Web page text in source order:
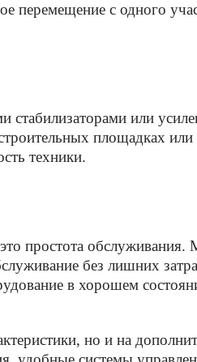
перемещение с одного
стабилизаторами или
площадках
техники.
простота
без лишних
в хорошем
но и на